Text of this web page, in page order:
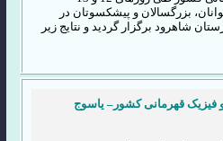
رده سنی جوانان، بزرگسالان و پیشکسوتان در
شاهرود برگزار گردید و نتایج زیر
فیزیک قهرمانی کشور– یاسوج